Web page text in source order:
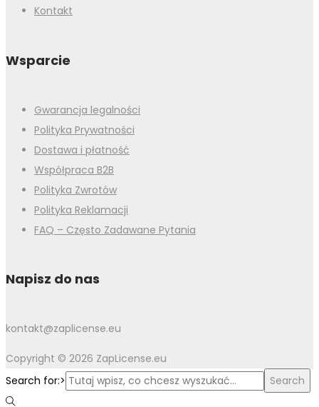
Kontakt
Wsparcie
Gwarancja legalności
Polityka Prywatności
Dostawa i płatność
Współpraca B2B
Polityka Zwrotów
Polityka Reklamacji
FAQ – Często Zadawane Pytania
Napisz do nas
kontakt@zaplicense.eu
Copyright © 2026 ZapLicense.eu
Search for:>
Search